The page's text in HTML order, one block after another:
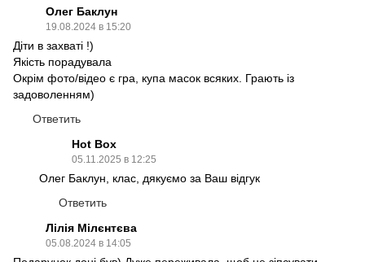
Олег Баклун
19.08.2024 в 15:20
Діти в захваті !)
Якість порадувала
Окрім фото/відео є гра, купа масок всяких. Грають із
задоволенням)
Ответить
Hot Box
05.11.2025 в 12:25
Олег Баклун, клас, дякуємо за Ваш відгук
Ответить
Лілія Мілєнтєва
05.08.2024 в 14:05